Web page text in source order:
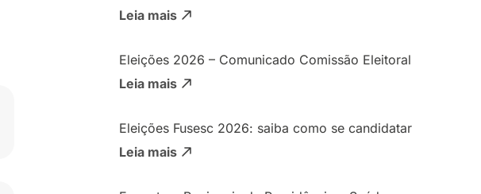
Leia mais
Eleições 2026 – Comunicado Comissão Eleitoral
Leia mais
Eleições Fusesc 2026: saiba como se candidatar
Leia mais